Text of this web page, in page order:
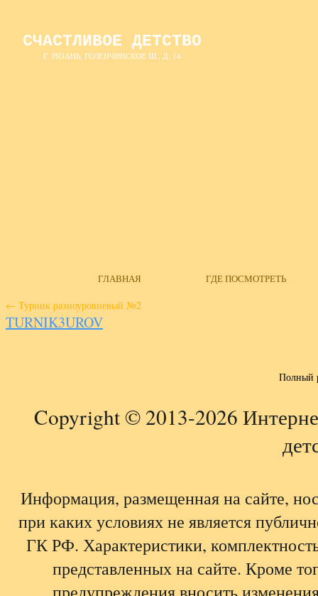
СЧАСТЛИВОЕ ДЕТСТВО
Г. РЯЗАНЬ, ГОЛЕНЧИНСКОЕ Ш., Д. 14
ГЛАВНАЯ ГДЕ ПОСМОТРЕТЬ
← Турник разноуровневый №2
TURNIK3UROV
Полный
Copyright © 2013-2026
Информация, размещенная на сайте,
при каких условиях не является
ГК РФ. Характеристики,
представленных на сайте. Кроме